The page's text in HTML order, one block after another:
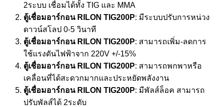
2ระบบ เชื่อมได้ทั้ง TIG และ MMA
ตู้เชื่อมอาร์กอน RILON TIG200P: มีระบบปรับการหน่วง
ดาวน์สโลป 0-5 วินาที
ตู้เชื่อมอาร์กอน RILON TIG200P: สามารถเพิ่ม-ลดการ
ใช้แรงดันไฟฟ้าจาก 220V +/-15%
ตู้เชื่อมอาร์กอน RILON TIG200P: สามารถพกพาหรือ
เคลื่อนที่ได้สะดวกมากและประหยัดพลังงาน
ตู้เชื่อมอาร์กอน RILON TIG200P: มีพัลส์ล็อค สามารถ
ปรับพัลส์ได้ 2ระดับ